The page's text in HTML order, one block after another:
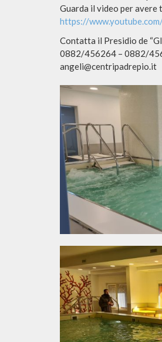
Guarda il video per
https://
Contatta il Presidio de
0882/456264 – 0882/
angeli@centripadrepio.it